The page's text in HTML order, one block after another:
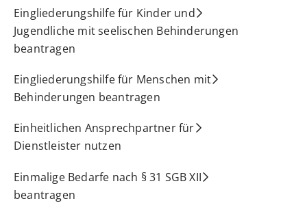
Eingliederungshilfe für Kinder und
Jugendliche mit seelischen Behinderungen
beantragen
Eingliederungshilfe für Menschen mit
Behinderungen beantragen
Einheitlichen Ansprechpartner für
Dienstleister nutzen
Einmalige Bedarfe nach § 31 SGB XII
beantragen